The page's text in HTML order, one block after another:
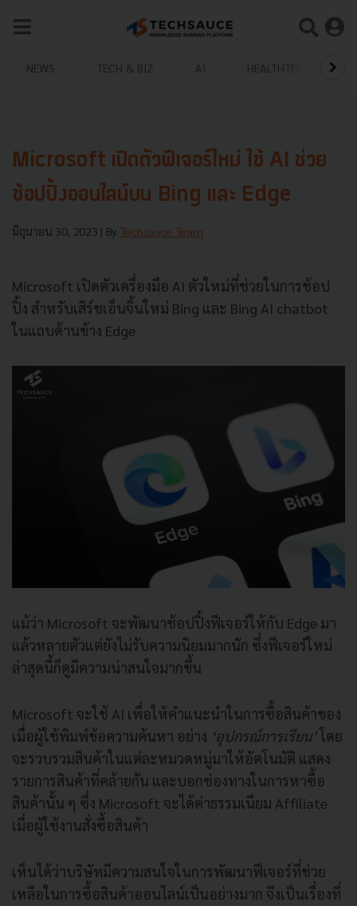
NEWS TECH & BIZ AI HEALTHTECH
Microsoft เปิดตัวฟีเจอร์ใหม่ ใช้ AI ช่วย
ช้อปปิ้งออนไลน์บน Bing และ Edge
มิถุนายน 30, 2023 | By Techsauce Team
Microsoft เปิดตัวเครื่องมือ AI ตัวใหม่ที่ช่วยในการช้อป
ปิ้ง สำหรับเสิร์ชเอ็นจิ้นใหม่ Bing และ Bing AI chatbot
ในแถบด้านข้าง Edge
แม้ว่า Microsoft จะพัฒนาช้อปปิ้งฟีเจอร์ให้กับ Edge มา
แล้วหลายตัวแต่ยังไม่รับความนิยมมากนัก ซึ่งฟีเจอร์ใหม่
ล่าสุดนี้ก็ดูมีความน่าสนใจมากขึ้น
Microsoft จะใช้ AI เพื่อให้คำแนะนำในการซื้อสินค้าของ
เมื่อผู้ใช้พิมพ์ข้อความค้นหา อย่าง ‘อุปกรณ์การเรียน’โดย
จะรวบรวมสินค้าในแต่ละหมวดหมู่มาให้อัตโนมัติ แสดง
รายการสินค้าที่คล้ายกัน และบอกช่องทางในการหาซื้อ
สินค้านั้น ๆ ซึ่ง Microsoft จะได้ค่าธรรมเนียม Affiliate
เมื่อผู้ใช้งานสั่งซื้อสินค้า
เห็นได้ว่าบริษัทมีความสนใจในการพัฒนาฟีเจอร์ที่ช่วย
เหลือในการซื้อสินค้าออนไลน์เป็นอย่างมาก จึงเป็นเรื่องที่